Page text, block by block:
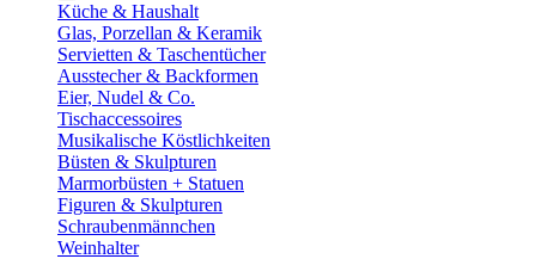
Küche & Haushalt
Glas, Porzellan & Keramik
Servietten & Taschentücher
Ausstecher & Backformen
Eier, Nudel & Co.
Tischaccessoires
Musikalische Köstlichkeiten
Büsten & Skulpturen
Marmorbüsten + Statuen
Figuren & Skulpturen
Schraubenmännchen
Weinhalter